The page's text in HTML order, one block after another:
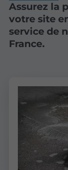
Assurez la
votre site
service de
France.